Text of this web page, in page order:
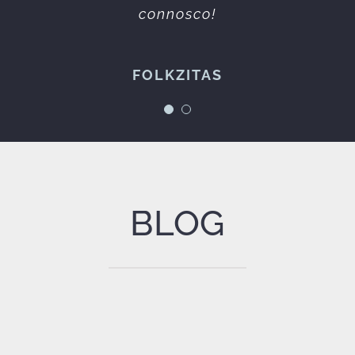
connosco!
FOLKZITAS
prestados sempre da melhor
Espetáculos à Maneira
BLOG